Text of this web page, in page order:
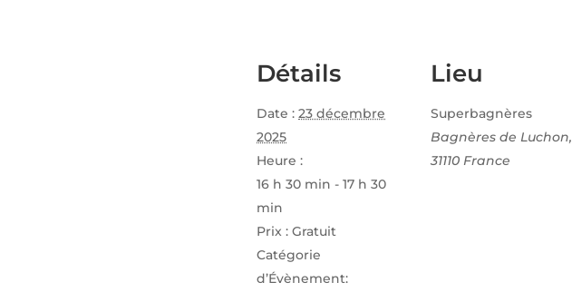
Détails
Date : 23 décembre
2025
Heure :
16 h 30 min - 17 h 30
min
Prix : Gratuit
Catégorie
d’Évènement:
Lieu
Superbagnères
Bagnères de Luchon,
31110 France